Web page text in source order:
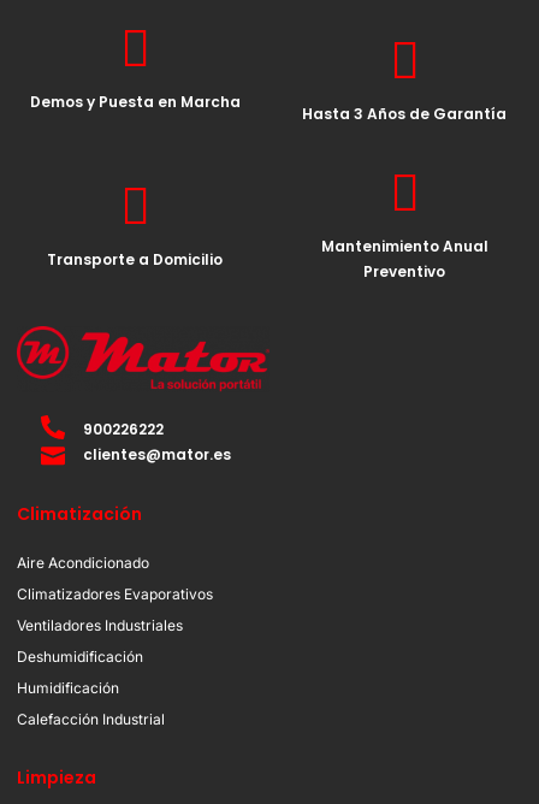
Demos y Puesta en Marcha
Hasta 3 Años de Garantía
Transporte a Domicilio
Mantenimiento Anual
Preventivo
900226222
clientes@mator.es
Climatización
Aire Acondicionado
Climatizadores Evaporativos
Ventiladores Industriales
Deshumidificación
Humidificación
Calefacción Industrial
Limpieza